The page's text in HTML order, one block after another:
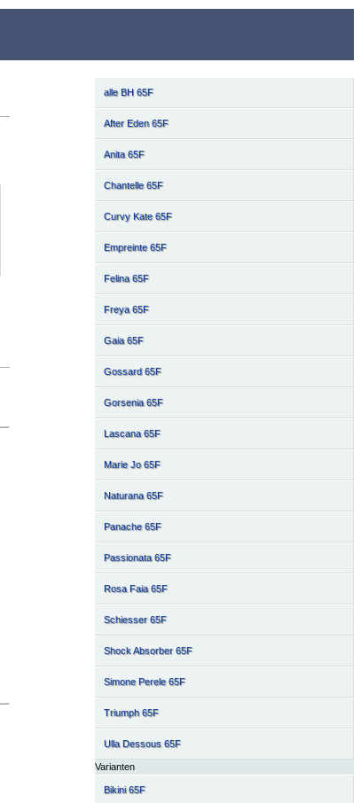
alle BH 65F
After Eden 65F
Anita 65F
Chantelle 65F
Curvy Kate 65F
Empreinte 65F
Felina 65F
Freya 65F
Gaia 65F
Gossard 65F
Gorsenia 65F
Lascana 65F
Marie Jo 65F
Naturana 65F
Panache 65F
Passionata 65F
Rosa Faia 65F
Schiesser 65F
Shock Absorber 65F
Simone Perele 65F
Triumph 65F
Ulla Dessous 65F
Varianten
Bikini 65F